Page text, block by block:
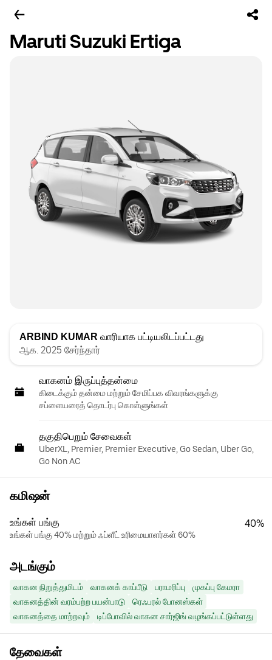
Maruti Suzuki Ertiga
ARBIND KUMAR வாரியாக பட்டியலிடப்பட்டது
ஆக. 2025 சேர்ந்தார்
வாகனம் இருப்புத்தன்மை
கிடைக்கும் தன்மை மற்றும் சேமிப்பக விவரங்களுக்கு
சப்ளையரைத் தொடர்பு கொள்ளுங்கள்
தகுதிபெறும் சேவைகள்
UberXL, Premier, Premier Executive, Go Sedan, Uber Go,
Go Non AC
கமிஷன்
உங்கள் பங்கு
உங்கள் பங்கு 40% மற்றும் ஃப்ளீட் உரிமையாளர்கள் 60%
40%
அடங்கும்
வாகன நிறுத்துமிடம் வாகனக் காப்பீடு பராமரிப்பு
முகப்பு கேமரா
வாகனத்தின் வரம்பற்ற பயன்பாடு
ரெஃபரல் போனஸ்கள்
வாகனத்தை மாற்றவும்
டிப்போவில் வாகன சார்ஜிங் வழங்கப்பட்டுள்ளது
தேவைகள்